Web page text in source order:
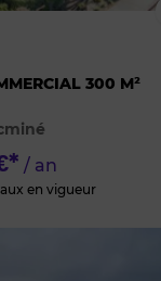
300 M²
/ an
en vigueur